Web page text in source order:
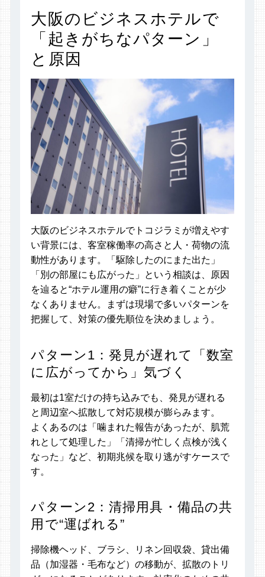
大阪のビジネスホテルで
「起きがちなパターン」
と原因
大阪のビジネスホテルでトコジラミが増えやす
い背景には、客室稼働率の高さと人・荷物の流
動性があります。「駆除したのにまた出た」
「別の部屋にも広がった」という相談は、原因
を辿ると“ホテル運用の癖”に行き着くことが少
なくありません。まずは現場で多いパターンを
把握して、対策の優先順位を決めましょう。
パターン1：発見が遅れて「数室
に広がってから」気づく
最初は1室だけの持ち込みでも、発見が遅れる
と周辺室へ拡散して対応規模が膨らみます。
よくあるのは「噛まれた報告があったが、肌荒
れとして処理した」「清掃が忙しく点検が浅く
なった」など、初期兆候を取り逃がすケースで
す。
パターン2：清掃用具・備品の共
用で“運ばれる”
掃除機ヘッド、ブラシ、リネン回収袋、貸出備
品（加湿器・毛布など）の移動が、拡散のトリ